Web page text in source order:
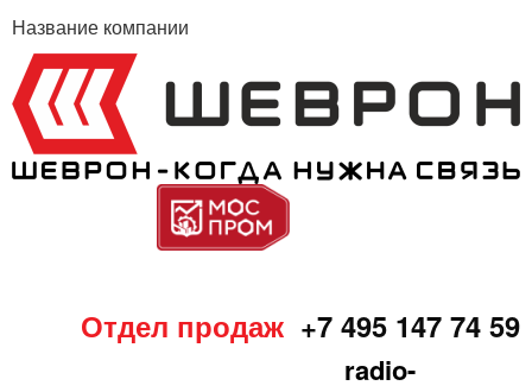
Название компании
Отдел продаж +7 495 147 74 59
radio-